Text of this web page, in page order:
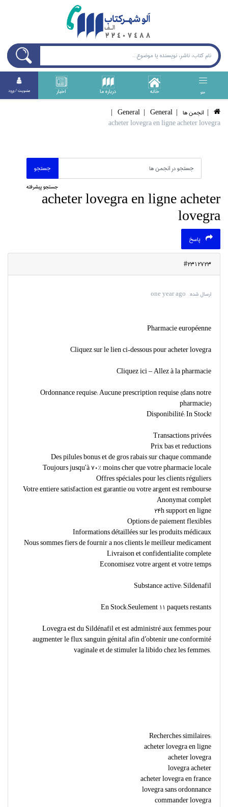
منو خانه درباره ما اخبار عضويت / ورود
انجمن ها General
General
acheter lovegra en ligne acheter lovegra
جستجو پیشرفته
acheter lovegra en ligne acheter
lovegra
پاسخ
#2312723
ارسال شده: one year ago
Pharmacie européenne
Cliquez sur le lien ci-dessous pour acheter lovegra
Cliquez ici – Allez à la pharmacie
Ordonnance requise: Aucune prescription requise (dans notre
pharmacie)
Disponibilité: In Stock!
Transactions privées
Prix bas et reductions
Des pilules bonus et de gros rabais sur chaque commande
Toujours jusqu'à 70% moins cher que votre pharmacie locale
Offres spéciales pour les clients réguliers
Votre entiere satisfaction est garantie ou votre argent est rembourse
Anonymat complet
24h support en ligne
Options de paiement flexibles
Informations détaillées sur les produits médicaux
Nous sommes fiers de fournir a nos clients le meilleur medicament
Livraison et confidentialite complete
Economisez votre argent et votre temps
Substance active: Sildenafil
En Stock:Seulement 11 paquets restants
Lovegra est du Sildénafil et est administré aux femmes pour
augmenter le flux sanguin génital afin d’obtenir une conformité
vaginale et de stimuler la libido chez les femmes.
Recherches similaires:
acheter lovegra en ligne
acheter lovegra
lovegra acheter
acheter lovegra en france
lovegra sans ordonnance
commander lovegra